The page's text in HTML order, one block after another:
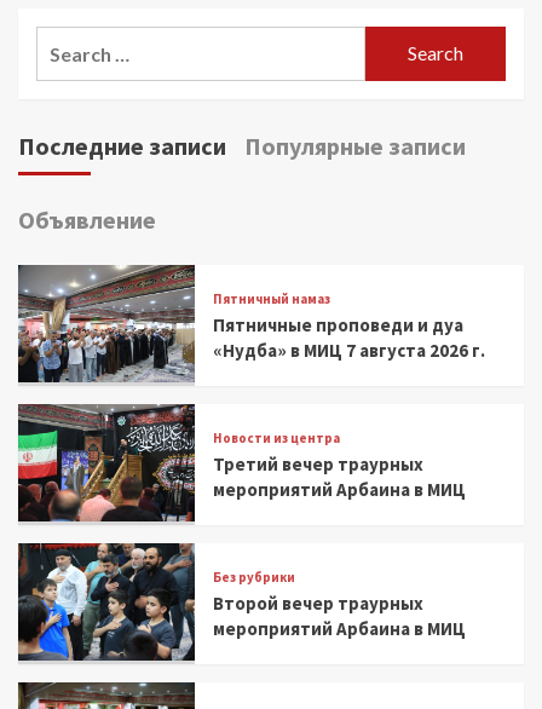
Последние записи Популярные записи
Объявление
Пятничный намаз
Пятничные проповеди и дуа
«Нудба» в МИЦ 7 августа 2026 г.
Новости из центра
Третий вечер траурных
мероприятий Арбаина в МИЦ
Без рубрики
Второй вечер траурных
мероприятий Арбаина в МИЦ